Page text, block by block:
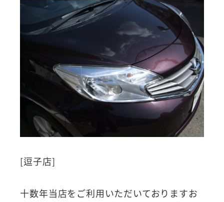
[逗子店]
十数年当店をご利用いただいておりますお